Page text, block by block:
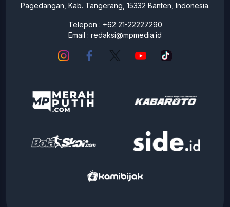
Pagedangan, Kab. Tangerang, 15332 Banten, Indonesia.
Telepon : +62 21-22227290
Email : redaksi@mpmedia.id